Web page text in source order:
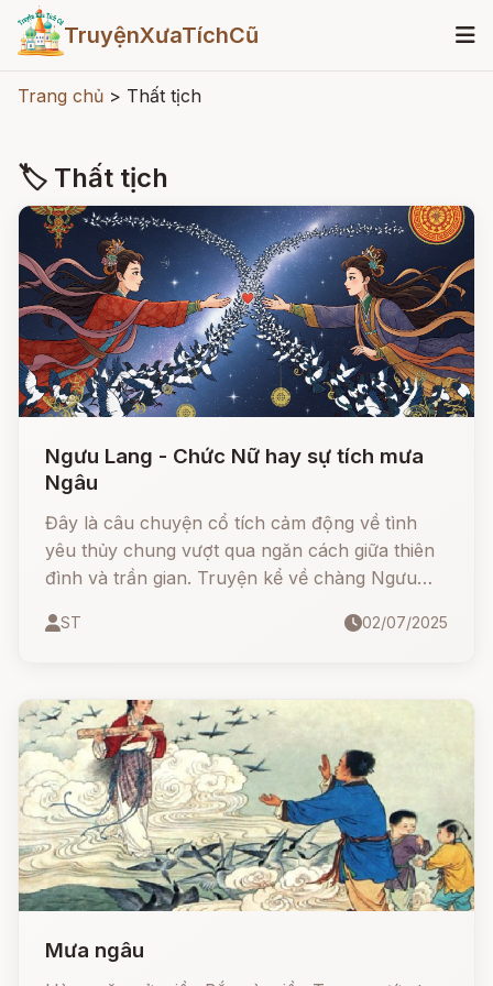
TruyệnXưaTíchCũ
Trang chủ > Thất tịch
🏷 Thất tịch
Ngưu Lang - Chức Nữ hay sự tích mưa
Ngâu
Đây là câu chuyện cổ tích cảm động về tình
yêu thủy chung vượt qua ngăn cách giữa thiên
đình và trần gian. Truyện kể về chàng Ngưu
dệt vải Chức Nữ và nên duyên vợ chồng.
mỗi năm một lần vào ngày Thất Tịch (7/7 âm
lịch) nhờ cây cầu Ô Thước do chim trời bắc
nên.
ST 02/07/2025
Mưa ngâu